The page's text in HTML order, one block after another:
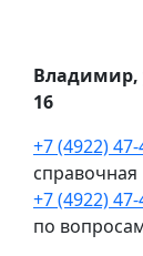
Владимир,
16
+7 (4922)
справочная
+7 (4922)
по